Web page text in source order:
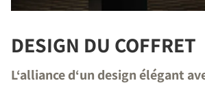
DESIGN DU COFFRET
L‘alliance d‘un design élégant